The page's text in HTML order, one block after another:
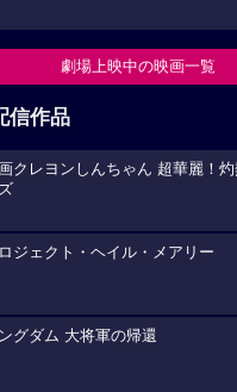
劇場上映中の映画一覧
信作品
クレヨンしんちゃん 超華麗！
ジェクト・ヘイル・メアリー
グダム 大将軍の帰還